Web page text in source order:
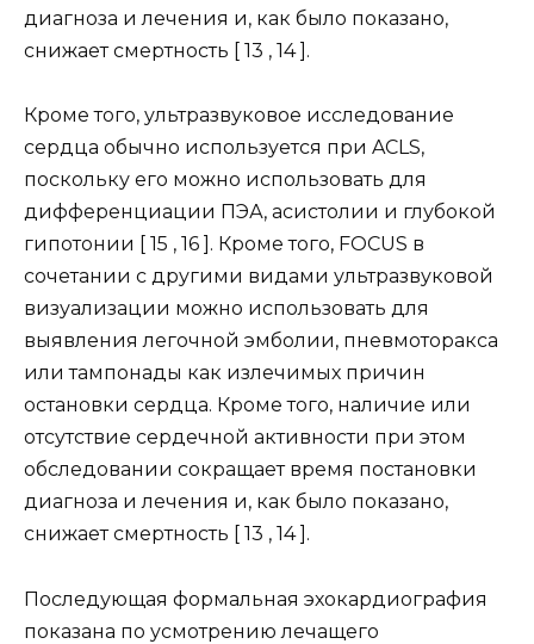
диагноза и лечения и, как было показано,
снижает смертность [ 13 , 14 ].
Кроме того, ультразвуковое исследование
сердца обычно используется при ACLS,
поскольку его можно использовать для
дифференциации ПЭА, асистолии и глубокой
гипотонии [ 15 , 16 ]. Кроме того, FOCUS в
сочетании с другими видами ультразвуковой
визуализации можно использовать для
выявления легочной эмболии, пневмоторакса
или тампонады как излечимых причин
остановки сердца. Кроме того, наличие или
отсутствие сердечной активности при этом
обследовании сокращает время постановки
диагноза и лечения и, как было показано,
снижает смертность [ 13 , 14 ].
Последующая формальная эхокардиография
показана по усмотрению лечащего